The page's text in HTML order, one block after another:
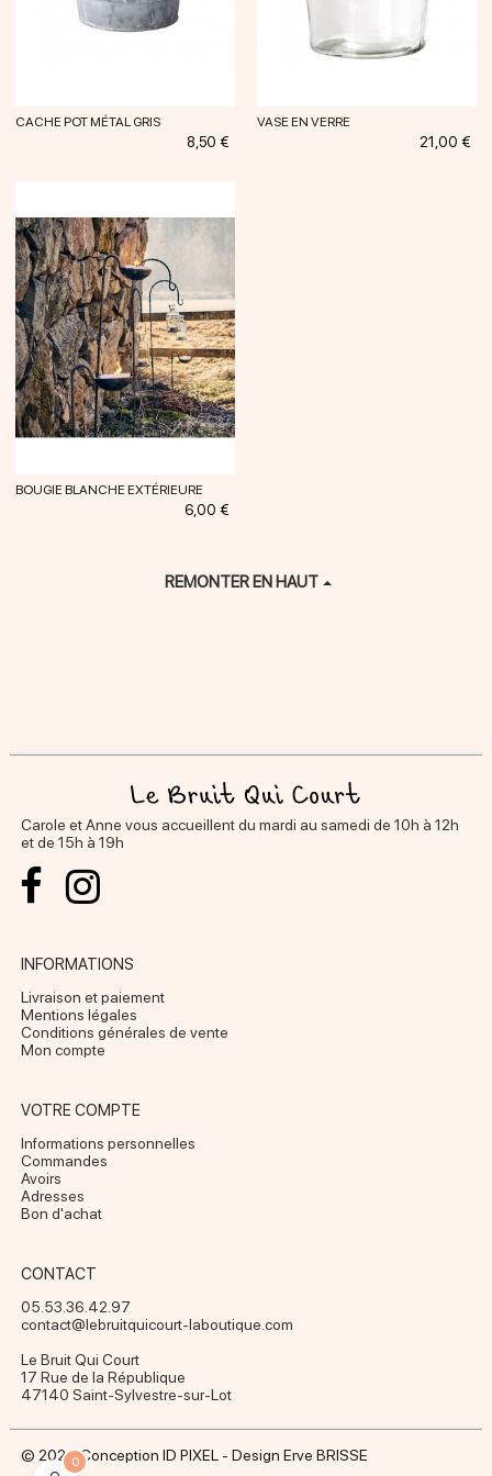
CACHE POT MÉTAL GRIS
Prix
8,50 €
VASE EN VERRE
Prix
21,00 €
BOUGIE BLANCHE EXTÉRIEURE
Prix
6,00 €
REMONTER EN HAUT
Carole et Anne vous accueillent du mardi au samedi de 10h à 12h
et de 15h à 19h
INFORMATIONS
Livraison et paiement
Mentions légales
Conditions générales de vente
Mon compte
VOTRE COMPTE
Informations personnelles
Commandes
Avoirs
Adresses
Bon d'achat
CONTACT
05.53.36.42.97
contact@lebruitquicourt-laboutique.com
Le Bruit Qui Court
17 Rue de la République
47140 Saint-Sylvestre-sur-Lot
© 2024 Conception ID PIXEL - Design Erve BRISSE
0